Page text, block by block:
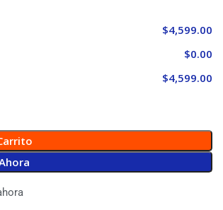
$4,599.00
$0.00
$4,599.00